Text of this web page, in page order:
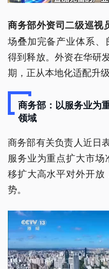
商务部外资司二级巡视
场叠加完备产业体系、
得到释放。外资在华研
期，正从本地化适配升
商务部：以服务业为
领域
商务部有关负责人近日
服务业为重点扩大市
移扩大高水平对外开
势。